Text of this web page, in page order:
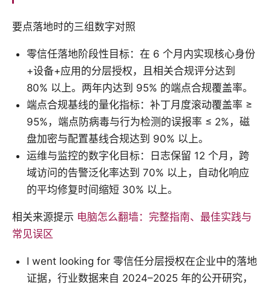
要点落地时的三组数字对照
零信任落地阶段性目标：在 6 个月内实现核心身份
+设备+应用的分层授权，且相关合规评分达到
80% 以上。两年内达到 95% 的端点合规覆盖率。
端点合规基线的量化指标：补丁月度滚动覆盖率 ≥
95%，端点防病毒与行为检测的误报率 ≤ 2%，磁
盘加密与配置基线合规达到 90% 以上。
运维与监控的数字化目标：日志保留 12 个月，跨
域访问的告警泛化率达到 70% 以上，自动化响应
的平均修复时间缩短 30% 以上。
相关来源提示 电脑怎么翻墙：完整指南、最佳实践与
常见误区
I went looking for 零信任分层授权在企业中的落地
证据，行业数据来自 2024–2025 年的公开研究，